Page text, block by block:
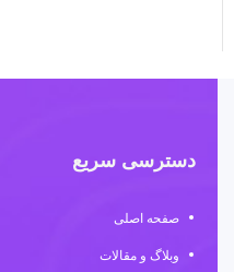
دسترسی سریع
صفحه اصلی
وبلاگ و مقالات